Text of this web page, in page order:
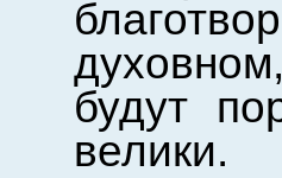
будут
велики.